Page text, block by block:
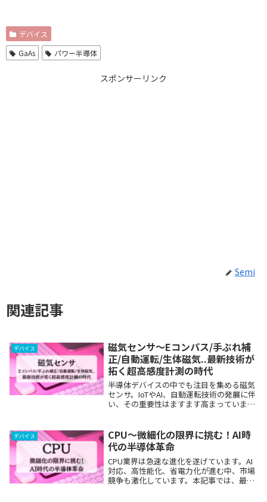
デバイス
GaAs
パワー半導体
スポンサーリンク
Semi
関連記事
デバイス
磁気センサ〜Eコンパス/手ぶれ補
正/自動運転/生体磁気..最新技術が
拓く超高感度計測の時代
半導体デバイスの中でも注目を集める磁気
センサ。IoTやAI、自動運転技術の発展に伴
い、その重要性はますます高まっていま
で、幅広く解説します。磁気センサが半導
体業界に...
デバイス
CPU～微細化の限界に挑む！AI時
代の半導体革命
CPU業界は急速な進化を遂げています。AI
対応、高性能化、省電力化が進む中、市場
競争も激化しています。本記事では、最新